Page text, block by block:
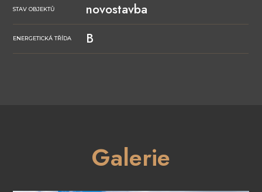
STAV OBJEKTŮ novostavba
ENERGETICKÁ TŘÍDA B
Galerie